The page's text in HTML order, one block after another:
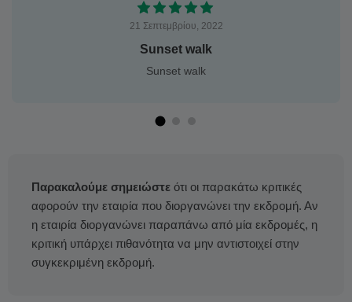
21 Σεπτεμβρίου, 2022
Sunset walk
Sunset walk
Παρακαλούμε σημειώστε ότι οι παρακάτω κριτικές
αφορούν την εταιρία που διοργανώνει την εκδρομή. Αν
η εταιρία διοργανώνει παραπάνω από μία εκδρομές, η
κριτική υπάρχει πιθανότητα να μην αντιστοιχεί στην
συγκεκριμένη εκδρομή.